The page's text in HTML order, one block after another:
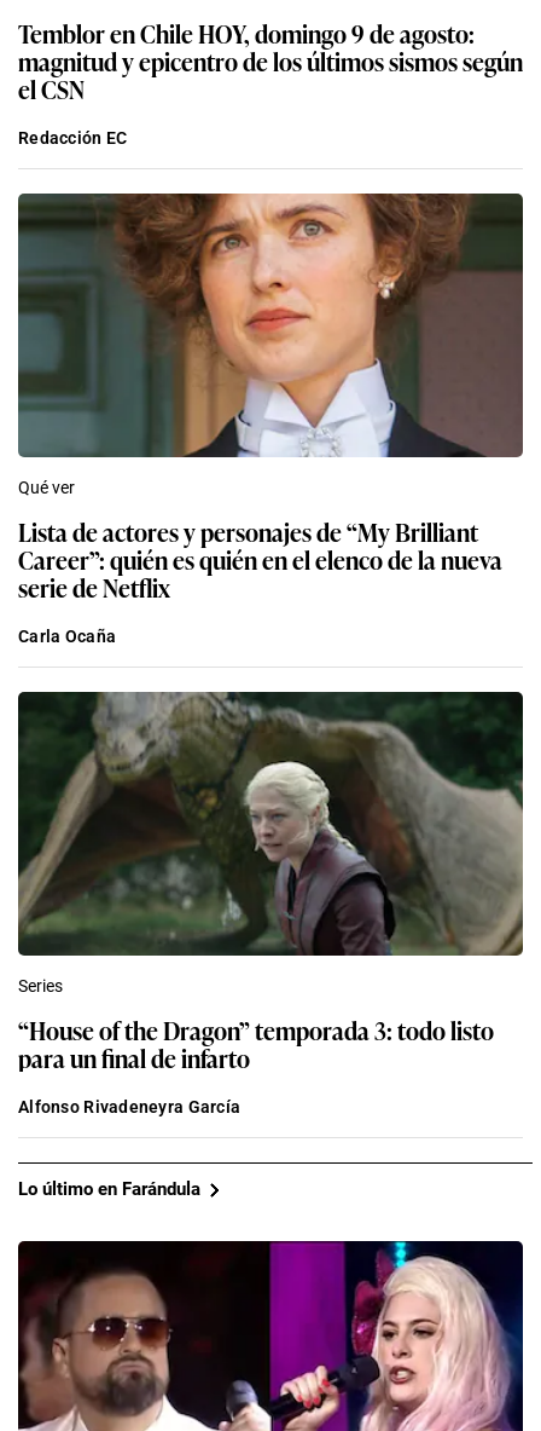
Temblor en Chile HOY, domingo 9 de agosto:
magnitud y epicentro de los últimos sismos según
el CSN
Redacción EC
Qué ver
Lista de actores y personajes de “My Brilliant
Career”: quién es quién en el elenco de la nueva
serie de Netflix
Carla Ocaña
Series
“House of the Dragon” temporada 3: todo listo
para un final de infarto
Alfonso Rivadeneyra García
Lo último en Farándula